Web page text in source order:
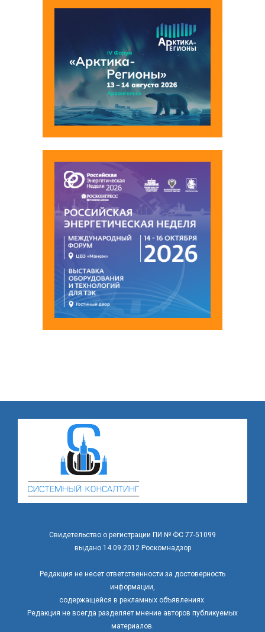
Свидетельство о регистрации ПИ № ФС 77-51099
выдано 14.09.2012 Роскомнадзор
Редакция не несет ответственности за достоверность
информации,
содержащейся в рекламных объявлениях.
Редакция не всегда разделяет мнение авторов публикуемых
материалов.